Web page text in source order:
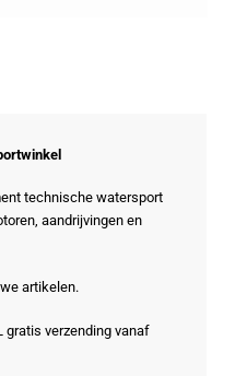
technische watersport
aandrijvingen en
artikelen.
gratis verzending vanaf